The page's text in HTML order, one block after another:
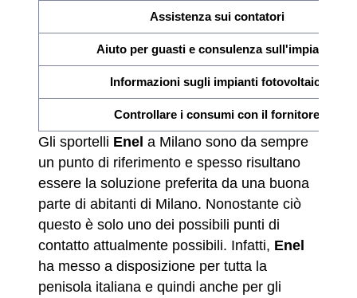
Assistenza sui contatori
Aiuto per guasti e consulenza sull'impianto
Informazioni sugli impianti fotovoltaici
Controllare i consumi con il fornitore
Gli sportelli Enel a Milano sono da sempre
un punto di riferimento e spesso risultano
essere la soluzione preferita da una buona
parte di abitanti di Milano. Nonostante ciò
questo è solo uno dei possibili punti di
contatto attualmente possibili. Infatti, Enel
ha messo a disposizione per tutta la
penisola italiana e quindi anche per gli